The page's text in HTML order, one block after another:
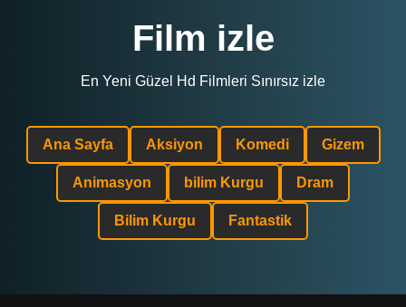
Film izle
En Yeni Güzel Hd Filmleri Sınırsız izle
Ana Sayfa Aksiyon Komedi Gizem
Animasyon bilim Kurgu Dram
Bilim Kurgu Fantastik